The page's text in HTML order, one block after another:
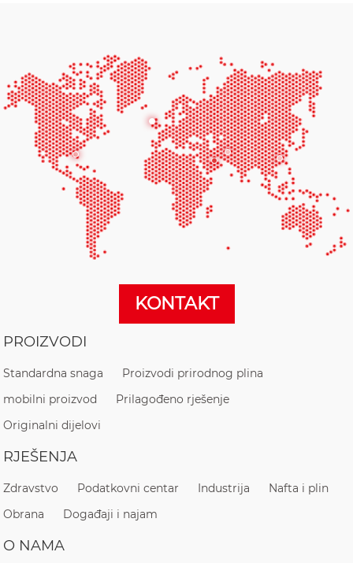
KONTAKT
PROIZVODI
Standardna snaga
Proizvodi prirodnog plina
mobilni proizvod
Prilagođeno rješenje
Originalni dijelovi
RJEŠENJA
Zdravstvo Podatkovni centar Industrija
Nafta i plin
Obrana
Događaji i najam
O NAMA